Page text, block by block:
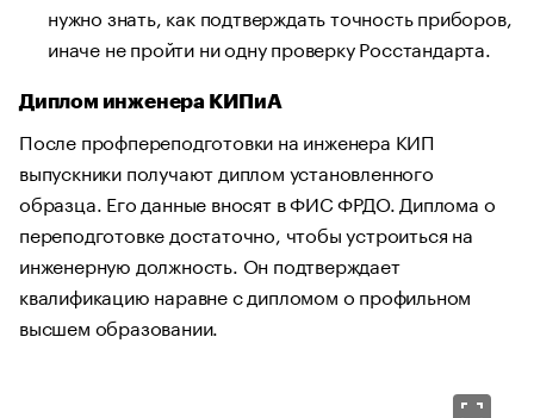
нужно знать, как подтверждать точность приборов,
иначе не пройти ни одну проверку Росстандарта.
Диплом инженера КИПиА
После профпереподготовки на инженера КИП
выпускники получают диплом установленного
образца. Его данные вносят в ФИС ФРДО. Диплома о
переподготовке достаточно, чтобы устроиться на
инженерную должность. Он подтверждает
квалификацию наравне с дипломом о профильном
высшем образовании.